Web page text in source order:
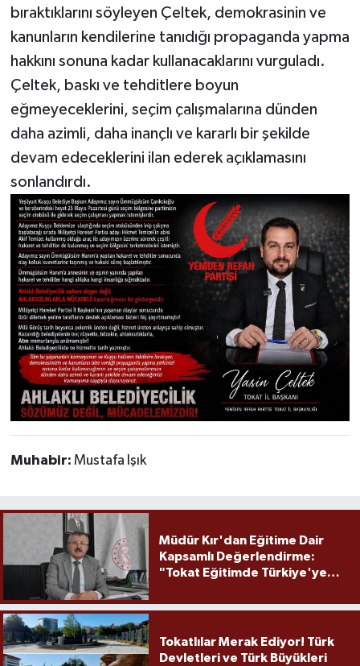
bıraktıklarını söyleyen Çeltek, demokrasinin ve
kanunların kendilerine tanıdığı propaganda yapma
hakkını sonuna kadar kullanacaklarını vurguladı.
Çeltek, baskı ve tehditlere boyun
eğmeyeceklerini, seçim çalışmalarına dünden
daha azimli, daha inançlı ve kararlı bir şekilde
devam edeceklerini ilan ederek açıklamasını
sonlandırdı.
Muhabir: Mustafa Işık
Müdür Kır'dan Eğitime Dair
Kapsamlı Değerlendirme:
"Tokat Eğitimde Türkiye'ye
Tokatlılar Merak Ediyor! Türk
Devletleri ve Türk Büyükleri